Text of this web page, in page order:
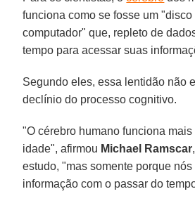
funciona como se fosse um
computador" que, repleto de
tempo para acessar suas
Segundo eles, essa lentidão não
declínio do processo cognitivo.
"O cérebro humano funciona
idade", afirmou Michael Ramscar
estudo, "mas somente porque
informação com o passar do